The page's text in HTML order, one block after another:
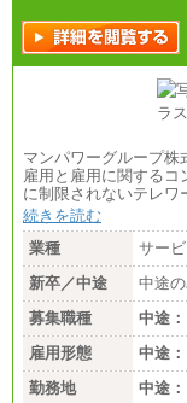
マンパワーグループ株
雇用と雇用に関するコ
に制限されないテレ
続きを読む
業種
サー
新卒／中途
中途
募集職種
中途：
雇用形態
中途：
勤務地
中途：